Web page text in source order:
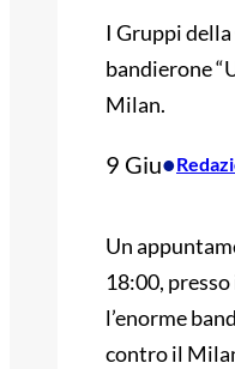
I Gruppi
bandierone
Milan.
9 Giu•
Un
18:00,
l’enorme
contro il